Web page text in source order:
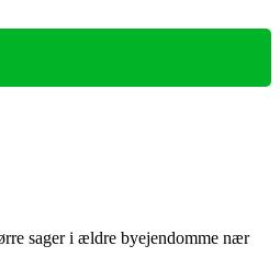
sager i ældre byejendomme nær